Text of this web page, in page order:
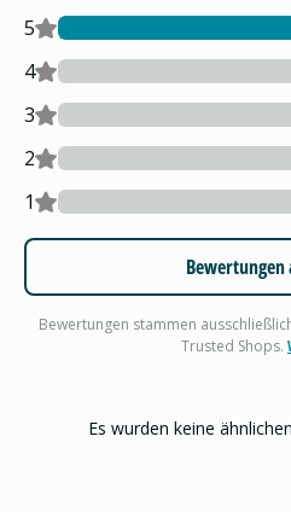
5
4
3
2
1
Bewertungen
Bewertungen stammen
Trusted Shops.
Es wurden keine